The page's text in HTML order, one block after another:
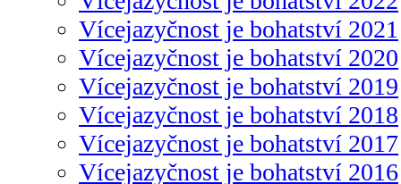
Vícejazyčnost je bohatství 2021
Vícejazyčnost je bohatství 2020
Vícejazyčnost je bohatství 2019
Vícejazyčnost je bohatství 2018
Vícejazyčnost je bohatství 2017
Vícejazyčnost je bohatství 2016